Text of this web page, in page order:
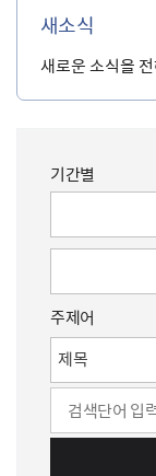
새소식
새로운 소식을
기간별
주제어